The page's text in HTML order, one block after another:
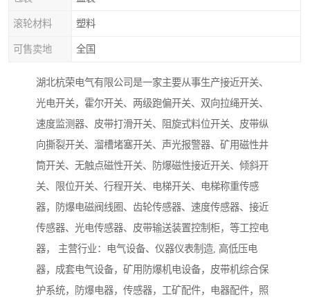
滚轮材料 塑料
可售卖地 全国
湖北杭荣电气有限公司是一家主要从事生产接近开关、
光电开关，霍尔开关、两级跑偏开关、双向拉绳开关、
速度监测器、皮带打滑开关、阻旋式料位开关、皮带纵
向撕裂开关、溜槽堵塞开关、声光报警器、矿用磁性井
筒开关、无触点磁性开关、防爆磁性接近开关、倾斜开
关、限位开关、行程开关、电梯开关、电梯称重传感
器，防爆电磁阀线圈、齿轮传感器、速度传感器、接近
传感器、光电传感器、皮带输送装置控制柜，等工控电
器， 主营行业：电气设备、仪器仪表制造, 高低压电
器，成套电气设备，矿用防爆机电设备，皮带机综合保
护系统，防爆电器，传感器，工矿配件，电器配件，照